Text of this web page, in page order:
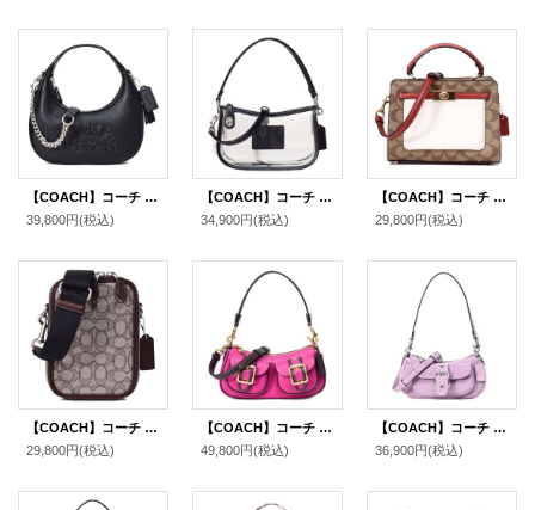
【COACH】コーチ バッグ ペブルレザー カルメン ミニ ロゴ 2way チェーン クロスボディ 斜め掛け ショルダーバッグ ハンドバッグ ブラック（日本未発売）
39,800円(税込)
【COACH】コーチ バッグ スケルトン シースルー PVC レザー クリア スウィンガー ターンロック 2way クロスボディ 斜め掛け ショルダー ハンドバッグ ブラック（日本未発売）
34,900円(税込)
【COACH】コーチ コーティングキャンバス レザー シグネチャー ミニ レーン ハンドル クロスボディ 斜め掛け 2WAY ショルダー ハンドバッグ カーキチャークマルチ（日本未発売）
29,800円(税込)
【COACH】コーチ バッグ ジャガード レザー シグネチャー スタントン 2WAY クロスボディ 斜め掛け ショルダー バッグ オーク×メイプル〔日本未発売〕
29,800円(税込)
【COACH】コーチ ぺブルレザー アシュトン バゲット 2way クロスボディ 斜め掛け ショルダー ハンド バッグ セリースマルチ（日本未発売）
49,800円(税込)
【COACH】コーチ バッグ スエード レザー ミニ アシュトン 2way クロスボディ 斜め掛け ショルダー ハンドバッグ ライトバイオレット（日本未発売）
36,900円(税込)